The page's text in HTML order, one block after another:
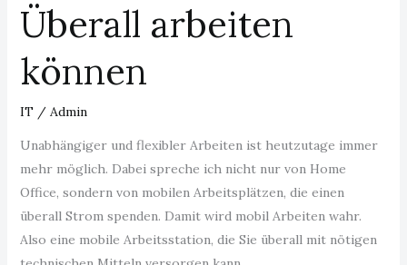
Überall arbeiten
können
IT/ Admin
Unabhängiger und flexibler Arbeiten ist heutzutage immer
mehr möglich. Dabei spreche ich nicht nur von Home
Office, sondern von mobilen Arbeitsplätzen, die einen
überall Strom spenden. Damit wird mobil Arbeiten wahr.
Also eine mobile Arbeitsstation, die Sie überall mit nötigen